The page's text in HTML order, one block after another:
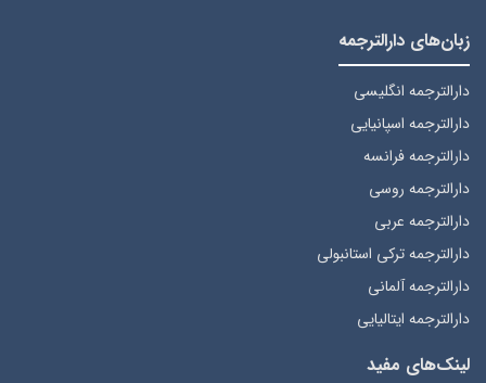
زبان‌های دارالترجمه
دارالترجمه انگلیسی
دارالترجمه اسپانیایی
دارالترجمه فرانسه
دارالترجمه روسی
دارالترجمه عربی
دارالترجمه ترکی استانبولی
دارالترجمه آلمانی
دارالترجمه ایتالیایی
لینک‌های مفید